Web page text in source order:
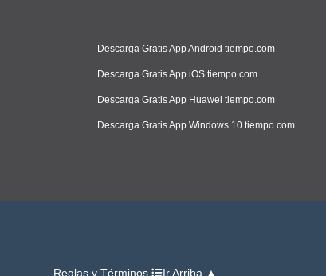
Descarga Gratis App Android tiempo.com
Descarga Gratis App iOS tiempo.com
Descarga Gratis App Huawei tiempo.com
Descarga Gratis App Windows 10 tiempo.com
Reglas y Términos Ir Arriba ▲